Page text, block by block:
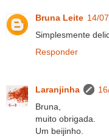
Bruna Leite 14/
Simplesmente
Responder
Laranjinha
Bruna,
muito obrigada.
Um beijinho.